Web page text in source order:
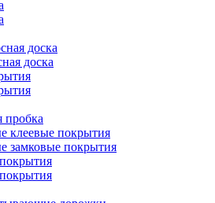
доска
доска
пробка
клеевые покрытия
замковые покрытия